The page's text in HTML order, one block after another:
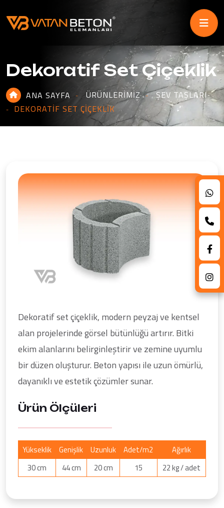
Dekoratif Set Çiçeklik
ANA SAYFA ÜRÜNLERIMIZ
ŞEV TAŞLARI
DEKORATIF SET ÇIÇEKLIK
Dekoratif set çiçeklik, modern peyzaj ve kentsel
alan projelerinde görsel bütünlüğü artırır. Bitki
ekim alanlarını belirginleştirir ve zemine uyumlu
bir düzen oluşturur. Beton yapısı ile uzun ömürlü,
dayanıklı ve estetik çözümler sunar.
Ürün Ölçüleri
Yükseklik Genişlik Uzunluk Adet/m2
Ağırlık
30 cm
44 cm 20 cm 15 22 kg / adet